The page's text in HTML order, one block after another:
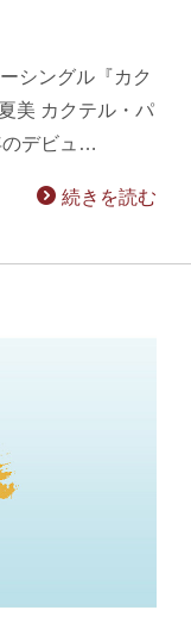
シングル『カク
美 カクテル・パ
のデビュ…
続きを読む